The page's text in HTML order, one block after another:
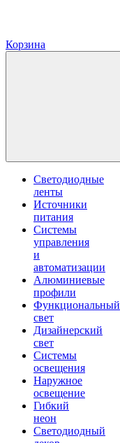
Корзина
Светодиодные
ленты
Источники
питания
Системы
управления
и
автоматизации
Алюминиевые
профили
Функциональный
свет
Дизайнерский
свет
Системы
освещения
Наружное
освещение
Гибкий
неон
Светодиодный